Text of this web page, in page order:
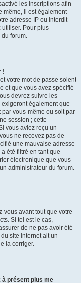
les inscriptions afin
même, il est également
adresse IP ou interdit
utiliser. Pour plus
du forum.
!
votre mot de passe soient
et que vous avez spécifié
devrez suivre les
également que
par vous-même ou soit par
session ; cette
vous aviez reçu un
ne recevez pas de
une mauvaise adresse
été filtré en tant que
électronique que vous
administrateur du forum.
vous avant tout que votre
Si tel est le cas,
de ne pas avoir été
site internet ait un
la corriger.
à présent plus me